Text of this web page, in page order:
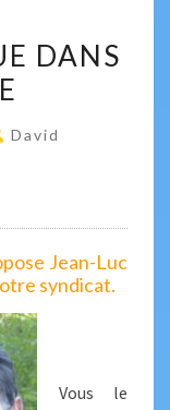
DANS
David
Jean-Luc
syndicat.
Vous le